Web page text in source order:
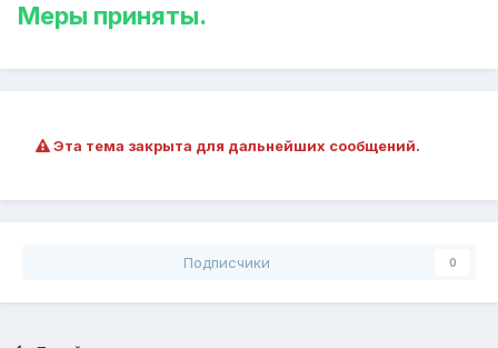
Меры приняты.
Эта тема закрыта для дальнейших сообщений.
Подписчики 0